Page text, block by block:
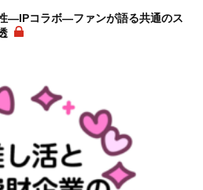
―IPコラボ―ファンが語る共通のス